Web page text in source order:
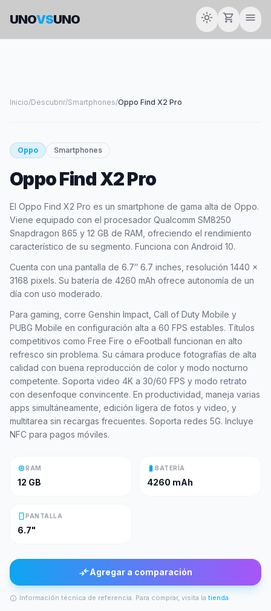
UNOVSUNO light_mode shopping_cart menu
Inicio/Descubrir/Smartphones/Oppo Find X2 Pro
smartphone
OPPO
Oppo Smartphones
Oppo Find X2 Pro
El Oppo Find X2 Pro es un smartphone de gama alta de Oppo.
Viene equipado con el procesador Qualcomm SM8250
Snapdragon 865 y 12 GB de RAM, ofreciendo el rendimiento
característico de su segmento. Funciona con Android 10.
Cuenta con una pantalla de 6.7″ 6.7 inches, resolución 1440 x
3168 pixels. Su batería de 4260 mAh ofrece autonomía de un
día con uso moderado.
Para gaming, corre Genshin Impact, Call of Duty Mobile y
PUBG Mobile en configuración alta a 60 FPS estables. Títulos
competitivos como Free Fire o eFootball funcionan en alto
refresco sin problema. Su cámara produce fotografías de alta
calidad con buena reproducción de color y modo nocturno
competente. Soporta video 4K a 30/60 FPS y modo retrato
con desenfoque convincente. En productividad, maneja varias
apps simultáneamente, edición ligera de fotos y video, y
multitarea sin recargas frecuentes. Soporta redes 5G. Incluye
NFC para pagos móviles.
memoryRAM
12 GB
battery_full BATERÍA
4260 mAh
smartphonePANTALLA
6.7"
compare_arrowsAgregar a comparación
info Información técnica de referencia. Para comprar, visita la tienda.